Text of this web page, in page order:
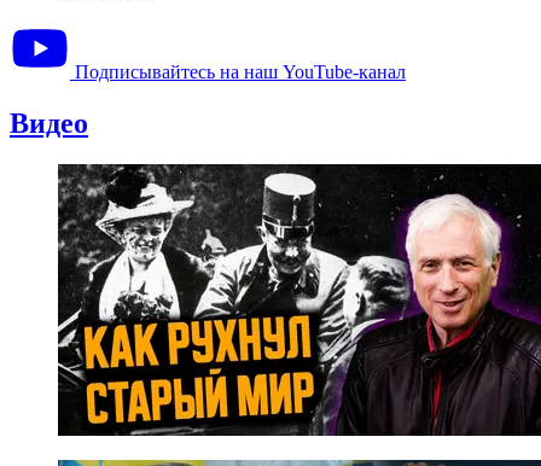
Подписывайтесь на наш YouTube-канал
Видео